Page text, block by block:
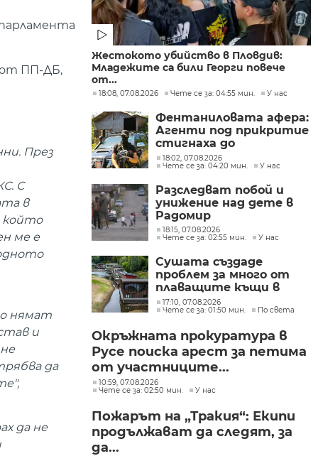
от ПП-ДБ,
През
С
в
който
ме е
нямат
и
да
да не
Жестокото убийство в Пловдив:
Младежите са били Георги повече
от...
18:08, 07.08.2026 Чете се за: 04:55 мин. У нас
Фентаниловата афера:
Агенти под прикритие
стигнаха до
лабораторията във
„Факултета“
18:02, 07.08.2026
Чете се за: 04:20 мин.
У нас
Разследват побой и
унижение над дете в
Радомир
18:15, 07.08.2026
Чете се за: 02:55 мин.
У нас
Сушата създаде
проблем за много от
плаващите къщи в
Нидерландия
17:10, 07.08.2026
Чете се за: 01:50 мин.
По света
Окръжната прокуратура в
Русе поиска арест за петима
от участниците...
10:59, 07.08.2026
Чете се за: 02:50 мин.
У нас
Пожарът на „Тракия“: Екипи
продължават да следят, за
да...